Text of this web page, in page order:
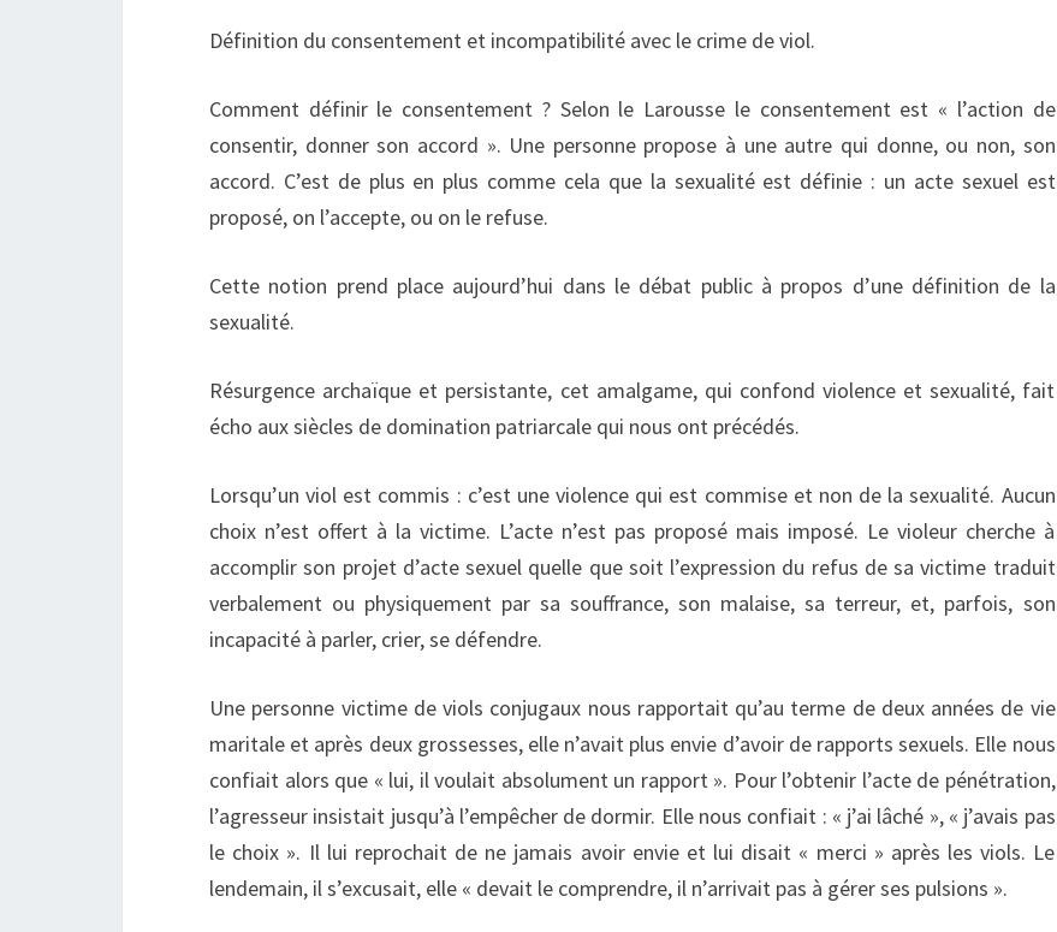
Définition du consentement et incompatibilité avec le crime de viol.
Comment définir le consentement ? Selon le Larousse le consentement est « l’action de
consentir, donner son accord ». Une personne propose à une autre qui donne, ou non, son
accord. C’est de plus en plus comme cela que la sexualité est définie : un acte sexuel est
proposé, on l’accepte, ou on le refuse.
Cette notion prend place aujourd’hui dans le débat public à propos d’une définition de la
sexualité.
Résurgence archaïque et persistante, cet amalgame, qui confond violence et sexualité, fait
écho aux siècles de domination patriarcale qui nous ont précédés.
Lorsqu’un viol est commis : c’est une violence qui est commise et non de la sexualité. Aucun
choix n’est offert à la victime. L’acte n’est pas proposé mais imposé. Le violeur cherche à
accomplir son projet d’acte sexuel quelle que soit l’expression du refus de sa victime traduit
verbalement ou physiquement par sa souffrance, son malaise, sa terreur, et, parfois, son
incapacité à parler, crier, se défendre.
Une personne victime de viols conjugaux nous rapportait qu’au terme de deux années de vie
maritale et après deux grossesses, elle n’avait plus envie d’avoir de rapports sexuels. Elle nous
confiait alors que « lui, il voulait absolument un rapport ». Pour l’obtenir l’acte de pénétration,
l’agresseur insistait jusqu’à l’empêcher de dormir. Elle nous confiait : « j’ai lâché », « j’avais pas
le choix ». Il lui reprochait de ne jamais avoir envie et lui disait « merci » après les viols. Le
lendemain, il s’excusait, elle « devait le comprendre, il n’arrivait pas à gérer ses pulsions ».